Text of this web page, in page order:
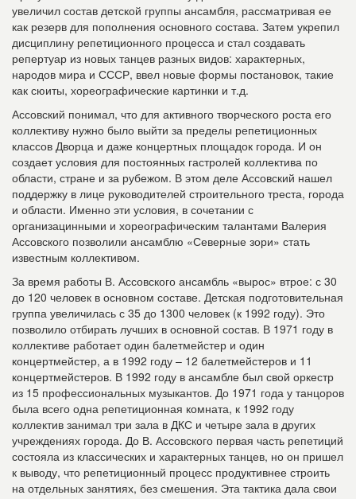
увеличил состав детской группы ансамбля, рассматривая ее
как резерв для пополнения основного состава. Затем укрепил
дисциплину репетиционного процесса и стал создавать
репертуар из новых танцев разных видов: характерных,
народов мира и СССР, ввел новые формы постановок, такие
как сюиты, хореографические картинки и т.д.
Ассовский понимал, что для активного творческого роста его
коллективу нужно было выйти за пределы репетиционных
классов Дворца и даже концертных площадок города. И он
создает условия для постоянных гастролей коллектива по
области, стране и за рубежом. В этом деле Ассовский нашел
поддержку в лице руководителей строительного треста, города
и области. Именно эти условия, в сочетании с
организацинными и хореографическим талантами Валерия
Ассовского позволили ансамблю «Северные зори» стать
известным коллективом.
За время работы В. Ассовского ансамбль «вырос» втрое: с 30
до 120 человек в основном составе. Детская подготовительная
группа увеличилась с 35 до 1300 человек (к 1992 году). Это
позволило отбирать лучших в основной состав. В 1971 году в
коллективе работает один балетмейстер и один
концертмейстер, а в 1992 году – 12 балетмейстеров и 11
концертмейстеров. В 1992 году в ансамбле был свой оркестр
из 15 профессиональных музыкантов. До 1971 года у танцоров
была всего одна репетиционная комната, к 1992 году
коллектив занимал три зала в ДКС и четыре зала в других
учреждениях города. До В. Ассовского первая часть репетиций
состояла из классических и характерных танцев, но он пришел
к выводу, что репетиционный процесс продуктивнее строить
на отдельных занятиях, без смешения. Эта тактика дала свои